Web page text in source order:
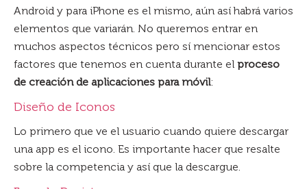
Android y para iPhone es el mismo, aún así habrá varios
elementos que variarán. No queremos entrar en
muchos aspectos técnicos pero sí mencionar estos
factores que tenemos en cuenta durante el proceso
de creación de aplicaciones para móvil:
Diseño de Iconos
Lo primero que ve el usuario cuando quiere descargar
una app es el icono. Es importante hacer que resalte
sobre la competencia y así que la descargue.